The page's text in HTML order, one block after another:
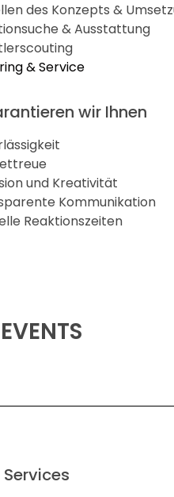
des Konzepts &
& Ausstattung
& Service
wir Ihnen
und Kreativität
Kommunikation
Reaktionszeiten
Services